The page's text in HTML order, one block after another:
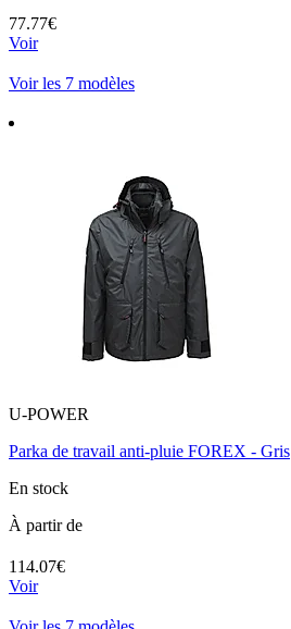
77.77€
Voir
Voir les 7 modèles
U-POWER
Parka de travail anti-pluie FOREX - Gris
En stock
À partir de
114.07€
Voir